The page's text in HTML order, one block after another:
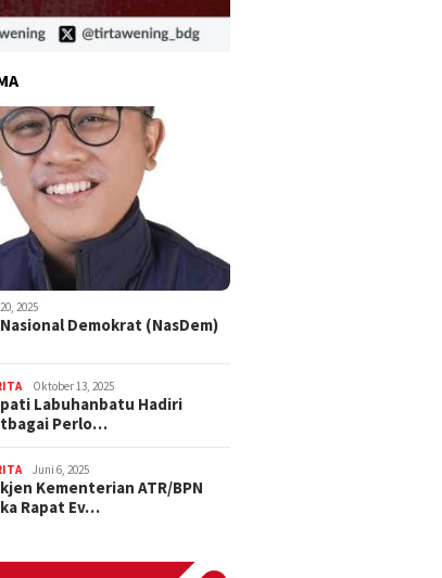
2025
Demokrat (NasDem)
Oktober 13, 2025
Labuhanbatu Hadiri
Perlo…
Juni 6, 2025
Kementerian ATR/BPN
Rapat Ev…